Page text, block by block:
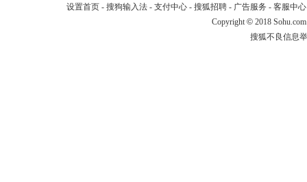
设置首页- 搜狗输入法- 支付中心- 搜狐招聘- 广告服务 - 客服中心
Copyright © 2018
搜狐不良信息